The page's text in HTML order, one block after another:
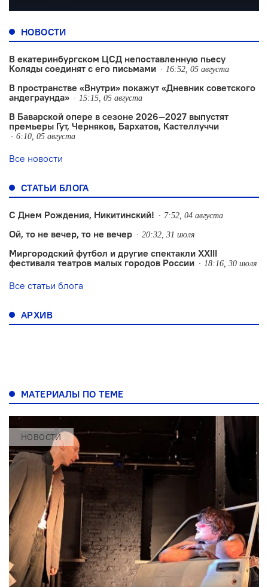
НОВОСТИ
В екатеринбургском ЦСД непоставленную пьесу
Коляды соединят с его письмами
16:52, 05 августа
В пространстве «Внутри» покажут «Дневник советского
андеграунда»
15:15, 05 августа
В Баварской опере в сезоне 2026—2027 выпустят
премьеры Гут, Черняков, Бархатов, Кастеллуччи
6:10, 05 августа
Все новости
СТАТЬИ БЛОГА
С Днем Рождения, Никитинский! 7:52, 04 августа
Ой, то не вечер, то не вечер 20:32, 31 июля
Миргородский футбол и другие спектакли XXIII
фестиваля театров малых городов России
18:16, 30 июля
Все статьи блога
АРХИВ
МАТЕРИАЛЫ ПО ТЕМЕ
НОВОСТИ